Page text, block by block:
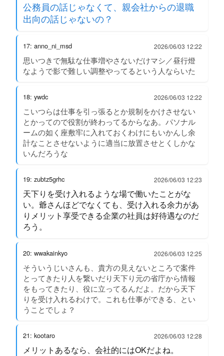
公務員の話じゃなくて、親会社からの退職
出向の話じゃないの？
17: anno_ni_msd 2026/06/03 12:22
思いつきで無駄な仕事増やさないだけマシ／昼行燈
なようで影で難しい調整やってるという人ならいた
18: ywdc 2026/06/03 12:22
こいつらは仕事を引っ張るとか規制をかけさせない
とかってので役割が終わってるからなあ。パソナル
ームの如く座敷牢に入れておくわけにもいかんし余
計なことさせないように適当に放置させとくしかな
いんだろうな
19: zubtz5grhc 2026/06/03 12:23
天下りを受け入れるような場で働いたことがな
い。爺さんほどでなくても、受け入れる余力があ
りメリット享受できる企業の社員は好待遇なのだ
ろう。
20: wwakainkyo 2026/06/03 12:25
そういうじいさんも、貴方の見えないところで案件
とってきたり人を繋いだり天下り元の省庁から情報
をもってきたり、役に立ってるんだよ。だから天下
りを受け入れるわけで。これも仕事ができる、とい
うことでしょ？
21: kootaro 2026/06/03 12:28
メリットあるなら、会社的にはOKだよね。